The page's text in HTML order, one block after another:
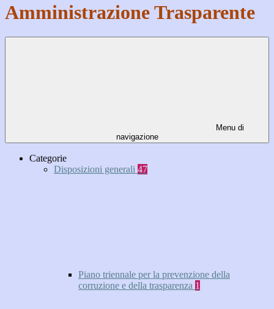
Amministrazione Trasparente
Menu di
navigazione
Categorie
Disposizioni generali 47
Piano triennale per la prevenzione della
corruzione e della trasparenza 1